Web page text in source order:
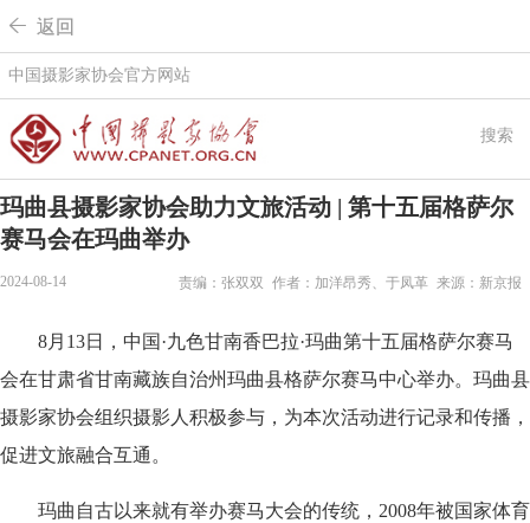
 返回
中国摄影家协会官方网站
搜索
玛曲县摄影家协会助力文旅活动 | 第十五届格萨尔
赛马会在玛曲举办
2024-08-14 来源：新京报
作者：加洋昂秀、于凤革
责编：张双双
8月13日，中国·九色甘南香巴拉·玛曲第十五届格萨尔赛马
会在甘肃省甘南藏族自治州玛曲县格萨尔赛马中心举办。玛曲县
摄影家协会组织摄影人积极参与，为本次活动进行记录和传播，
促进文旅融合互通。
玛曲自古以来就有举办赛马大会的传统，2008年被国家体育